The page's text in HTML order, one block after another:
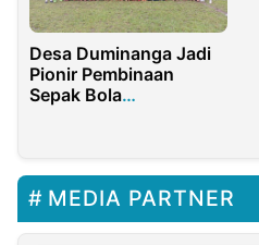
Desa Duminanga Jadi
Pionir Pembinaan
Sepak Bola
MEDIA PARTNER